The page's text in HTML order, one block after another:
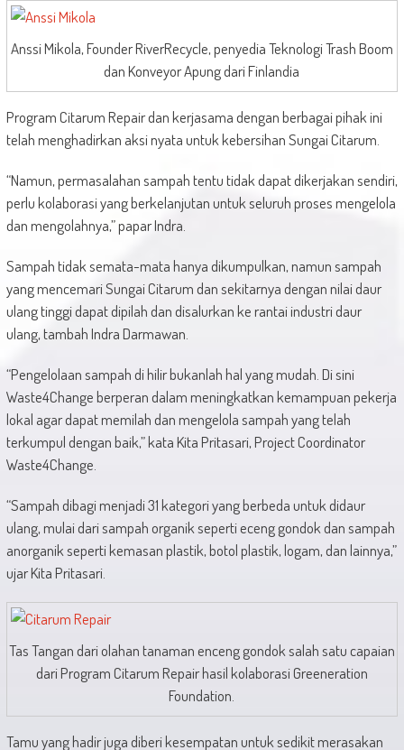
Anssi Mikola, Founder RiverRecycle, penyedia Teknologi Trash Boom
dan Konveyor Apung dari Finlandia
Program Citarum Repair dan kerjasama dengan berbagai pihak ini
telah menghadirkan aksi nyata untuk kebersihan Sungai Citarum.
“Namun, permasalahan sampah tentu tidak dapat dikerjakan sendiri,
perlu kolaborasi yang berkelanjutan untuk seluruh proses mengelola
dan mengolahnya,” papar Indra.
Sampah tidak semata-mata hanya dikumpulkan, namun sampah
yang mencemari Sungai Citarum dan sekitarnya dengan nilai daur
ulang tinggi dapat dipilah dan disalurkan ke rantai industri daur
ulang, tambah Indra Darmawan.
“Pengelolaan sampah di hilir bukanlah hal yang mudah. Di sini
Waste4Change berperan dalam meningkatkan kemampuan pekerja
lokal agar dapat memilah dan mengelola sampah yang telah
terkumpul dengan baik,” kata Kita Pritasari, Project Coordinator
Waste4Change.
“Sampah dibagi menjadi 31 kategori yang berbeda untuk didaur
ulang, mulai dari sampah organik seperti eceng gondok dan sampah
anorganik seperti kemasan plastik, botol plastik, logam, dan lainnya,”
ujar Kita Pritasari.
Tas Tangan dari olahan tanaman enceng gondok salah satu capaian
dari Program Citarum Repair hasil kolaborasi Greeneration
Foundation.
Tamu yang hadir juga diberi kesempatan untuk sedikit merasakan